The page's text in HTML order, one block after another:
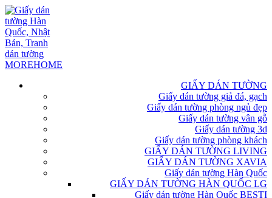
GIẤY DÁN TƯỜNG
Giấy dán tường giả đá, gạch
Giấy dán tường phòng ngủ đẹp
Giấy dán tường vân gỗ
Giấy dán tường 3d
Giấy dán tường phòng khách
GIẤY DÁN TƯỜNG LIVING
GIẤY DÁN TƯỜNG XAVIA
Giấy dán tường Hàn Quốc
GIẤY DÁN TƯỜNG HÀN QUỐC LG
Giấy dán tường Hàn Quốc BESTI